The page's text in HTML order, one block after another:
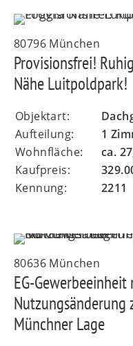
80796 München
Provisionsfrei!
Nähe Luitpoldpark!
Objektart:
Aufteilung:
1
Wohnfläche:
ca.
Kaufpreis:
Kennung:
2211
80636 München
EG-
Münchner Lage